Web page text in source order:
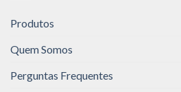
Produtos
Quem Somos
Perguntas Frequentes